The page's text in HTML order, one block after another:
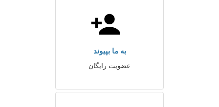
به ما بپیوند
عضویت رایگان